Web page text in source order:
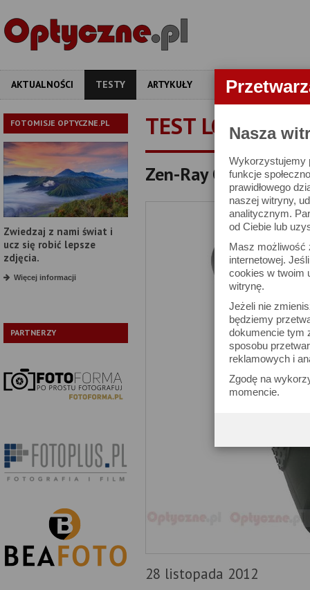
Nasza
Wykorzystujemy
funkcje
prawidłowego
naszej witryny,
analitycznym.
od Ciebie lub
Masz możliwość
internetowej.
cookies w twoim
witrynę.
Jeżeli nie
będziemy
dokumencie tym
sposobu
reklamowych i
Zgodę na
momencie.
AKTUALNOŚCI TESTY ARTYKUŁY APARATY
FOTOMISJE OPTYCZNE.PL
Zwiedzaj z nami świat i
ucz się robić lepsze
zdjęcia.
Więcej informacji
PARTNERZY
TEST LORNETKI
Zen-Ray Optics
28 listopada 2012